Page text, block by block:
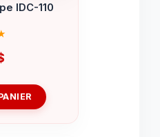
IDC-110